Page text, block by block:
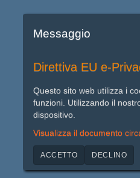
Messaggio
Direttiva EU e-
Questo sito web utilizza i
funzioni. Utilizzando il
dispositivo.
Visualizza il documento
ACCETTO DECLINO